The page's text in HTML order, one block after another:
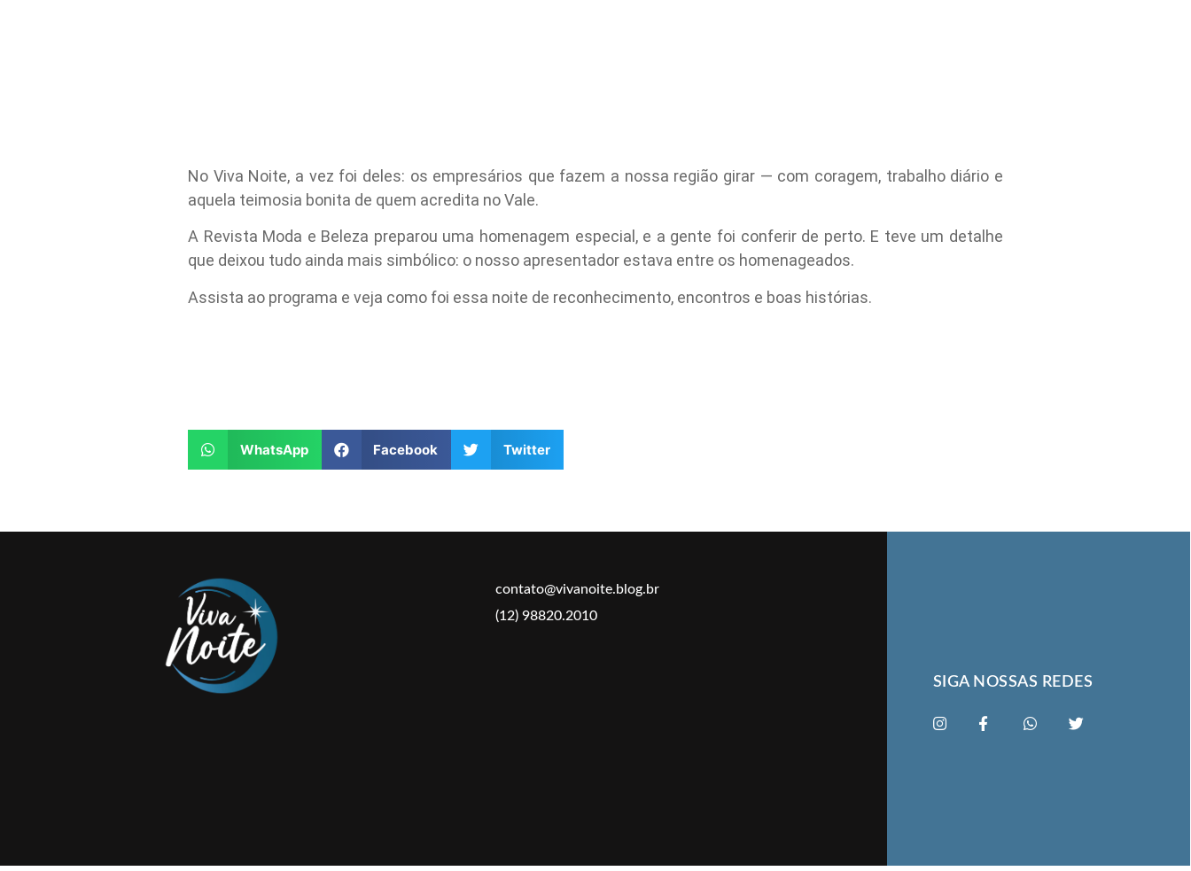
No Viva Noite, a vez foi deles: os empresários que fazem a nossa região girar — com coragem, trabalho diário e
aquela teimosia bonita de quem acredita no Vale.
A Revista Moda e Beleza preparou uma homenagem especial, e a gente foi conferir de perto. E teve um detalhe
que deixou tudo ainda mais simbólico: o nosso apresentador estava entre os homenageados.
Assista ao programa e veja como foi essa noite de reconhecimento, encontros e boas histórias.
WhatsApp Facebook Twitter
contato@vivanoite.blog.br
(12) 98820.2010
SIGA NOSSAS REDES